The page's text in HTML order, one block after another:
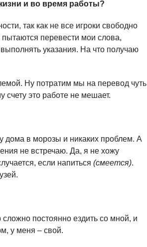
и во время работы?
так как не все игроки свободно
пытаются перевести мои слова,
указания. На что получаю
Ну потратим мы на перевод чуть
это работе не мешает.
дома в морозы и никаких проблем. А
не встречаю. Да, я не хожу
если напиться (смеется).
постоянно ездить со мной, и
у меня – свой.